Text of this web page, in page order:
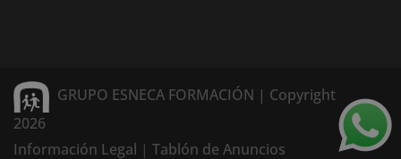
GRUPO ESNECA FORMACIÓN | Copyright
2026
Información Legal | Tablón de Anuncios